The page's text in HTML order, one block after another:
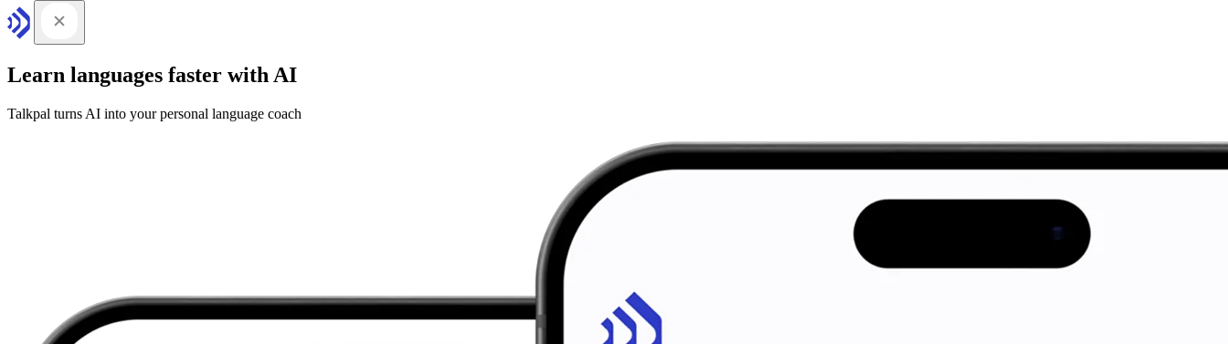
Learn languages faster with AI
Talkpal turns AI into your personal language coach